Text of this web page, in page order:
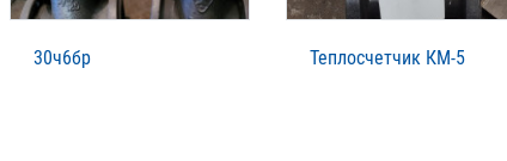
30ч6бр Теплосчетчик КМ-5